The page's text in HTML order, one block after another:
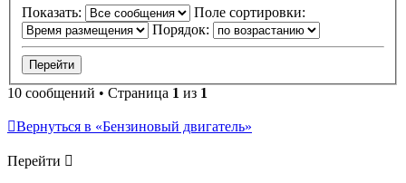
Показать:
Поле сортировки:
Порядок:
10 сообщений • Страница 1 из 1
Вернуться в «Бензиновый двигатель»
Перейти